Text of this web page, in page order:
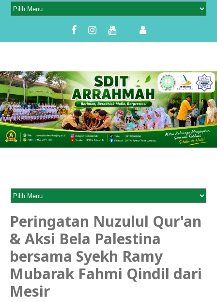
Peringatan Nuzulul Qur'an
& Aksi Bela Palestina
bersama Syekh Ramy
Mubarak Fahmi Qindil dari
Mesir